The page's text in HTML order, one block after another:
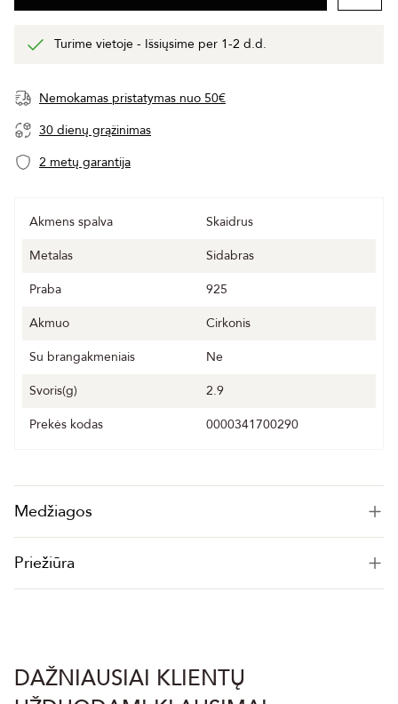
Turime vietoje - Išsiųsime per 1-2 d.d.
Nemokamas pristatymas nuo 50€
30 dienų grąžinimas
2 metų garantija
Akmens spalva
Skaidrus
Metalas
Sidabras
Praba
925
Akmuo
Cirkonis
Su brangakmeniais
Ne
Svoris(g)
2.9
Prekės kodas
0000341700290
Medžiagos
Priežiūra
DAŽNIAUSIAI KLIENTŲ